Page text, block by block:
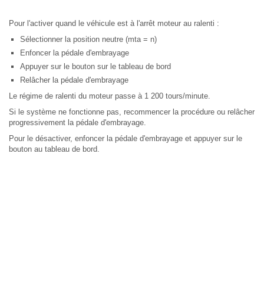
Pour l'activer quand le véhicule est à l'arrêt moteur au ralenti :
Sélectionner la position neutre (mta = n)
Enfoncer la pédale d'embrayage
Appuyer sur le bouton sur le tableau de bord
Relâcher la pédale d'embrayage
Le régime de ralenti du moteur passe à 1 200 tours/minute.
Si le système ne fonctionne pas, recommencer la procédure ou relâcher
progressivement la pédale d'embrayage.
Pour le désactiver, enfoncer la pédale d'embrayage et appuyer sur le
bouton au tableau de bord.